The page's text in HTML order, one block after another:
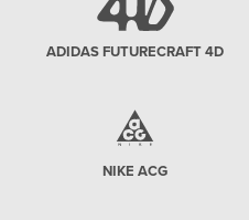
ADIDAS FUTURECRAFT 4D
NIKE ACG